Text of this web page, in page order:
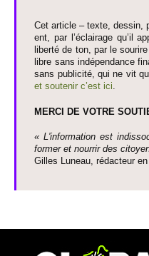
Cet article – texte, dessin,
ent, par l’éclairage qu’il
liberté de ton, par le
libre sans indépendance
sans publi­cité, qui ne vit
et so­utenir c’est ici
MERCI DE VOTRE
« L'information est
former et nourrir des
Gi­lles Luneau, rédacteur